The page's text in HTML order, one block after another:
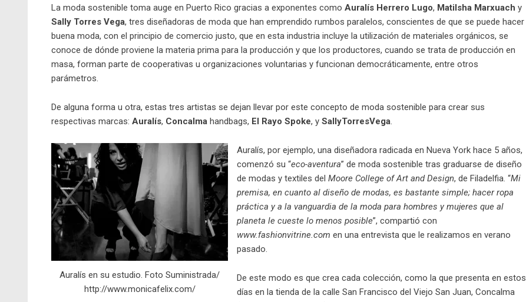
La moda sostenible toma auge en Puerto Rico gracias a exponentes como Auralís Herrero Lugo, Matilsha Marxuach y
Sally Torres Vega, tres diseñadoras de moda que han emprendido rumbos paralelos, conscientes de que se puede hacer
buena moda, con el principio de comercio justo, que en esta industria incluye la utilización de materiales orgánicos, se
conoce de dónde proviene la materia prima para la producción y que los productores, cuando se trata de producción en
masa, forman parte de cooperativas u organizaciones voluntarias y funcionan democráticamente, entre otros
parámetros.
De alguna forma u otra, estas tres artistas se dejan llevar por este concepto de moda sostenible para crear sus
respectivas marcas: Auralís, Concalma handbags, El Rayo Spoke, y SallyTorresVega.
Auralís en su estudio. Foto Suministrada/
http://www.monicafelix.com/
Auralís, por ejemplo, una diseñadora radicada en Nueva York hace 5 años,
comenzó su “eco-aventura” de moda sostenible tras graduarse de diseño
de modas y textiles del Moore College of Art and Design, de Filadelfia. “Mi
premisa, en cuanto al diseño de modas, es bastante simple; hacer ropa
práctica y a la vanguardia de la moda para hombres y mujeres que al
planeta le cueste lo menos posible”, compartió con
www.fashionvitrine.com en una entrevista que le realizamos en verano
pasado.
De este modo es que crea cada colección, como la que presenta en estos
días en la tienda de la calle San Francisco del Viejo San Juan, Concalma